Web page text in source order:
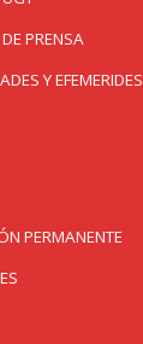
PRENSA
Y EFEMERIDES
PERMANENTE